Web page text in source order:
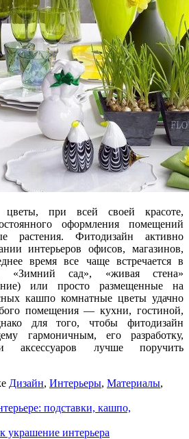
цветы, при всей своей красоте,
оформления помещений
растения. Фитодизайн активно
интерьеров офисов, магазинов,
время все чаще встречается в
«Зимний сад», «живая стена»
или просто размещенные на
кашпо комнатные цветы удачно
помещения — кухни, гостиной,
для того, чтобы фитодизайн
гармоничным, его разработку,
аксессуаров лучше поручить
Дизайн, Интерьеры, Материалы,
подставки, кашпо,
украшение интерьера